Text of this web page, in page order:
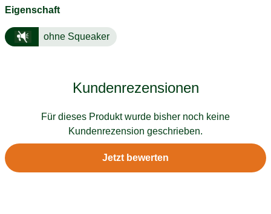
Eigenschaft
ohne Squeaker
Kundenrezensionen
Für dieses Produkt wurde bisher noch keine
Kundenrezension geschrieben.
Jetzt bewerten